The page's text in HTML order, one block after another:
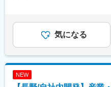
【ライト光機について】
当社は創業以来、双眼鏡や
に数多くの新製品を届けて
を持ち帰り開発を進めてい
■開発体制：1チーム：６～
に変更無し賃金はあくまで
下する可能性があります。
気になる
NEW